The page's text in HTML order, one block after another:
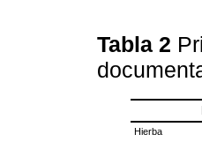
Tabla 2
Hierba